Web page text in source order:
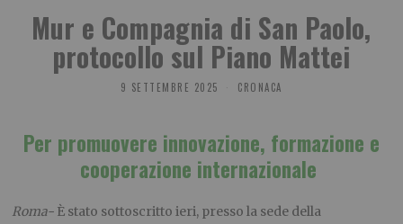
Mur e Compagnia di San Paolo,
protocollo sul Piano Mattei
9 SETTEMBRE 2025 CRONACA
Per promuovere innovazione, formazione e
cooperazione internazionale
Roma- È stato sottoscritto ieri, presso la sede della